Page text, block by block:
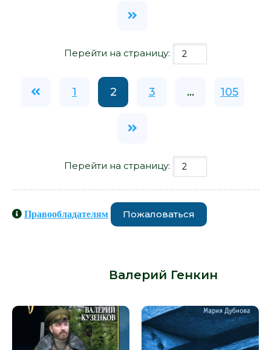
Перейти на страницу:
1 2 3 ... 105
Перейти на страницу:
Правообладателям Пожаловаться
Валерий Генкин